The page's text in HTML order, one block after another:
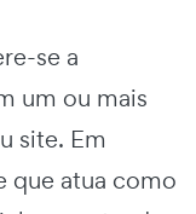
se a
um ou mais
site. Em
que atua como